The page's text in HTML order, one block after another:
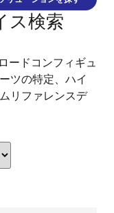
ス検索
ードコンフィギュ
ツの特定、ハイ
リファレンスデ